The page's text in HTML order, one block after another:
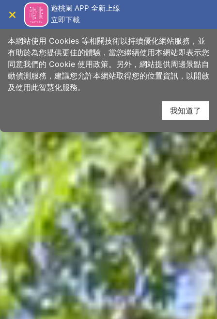
主
遊桃園 APP 全新上線
立即下載
桃園觀光導覽網
首頁 > 想去的地方 > 景點 > 景點搜尋
網友推推 關閉
2021+桃園地景藝術節☀️
首度在都會區「桃園區」展出，範圍包括 #南崁溪 、#桃林鐵路
、#虎頭山公園 、#創新園區
等，從早期開墾遺跡到科技基地，
以✨都會綠洲，親山近水✨的策展概念，尊重自然生態平衡，邀請國
內外45位藝術家，與在地14組社區、社群團隊，共創32件作品，還
有精彩的系列活動，將帶領大家感受都會裡的自然🌱
本屆地景藝術節也因疫情而延期至2022年，名稱增加「+」，賦予
本活動在疫情蔓延下，桃園面對未知挑戰的勇氣💪💪💪
本網站使用 Cookies 等相關技術以持續優化網站服務，並
有助於為您提供更佳的體驗，當您繼續使用本網站即表示您
同意我們的 Cookie 使用政策。另外，網站提供周邊景點自
動偵測服務，建議您允許本網站取得您的位置資訊，以開啟
及使用此智慧化服務。
我知道了